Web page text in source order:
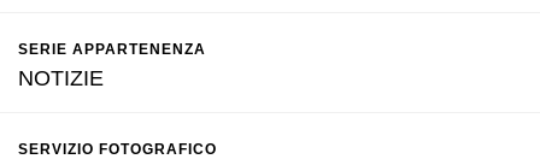
SERIE APPARTENENZA
NOTIZIE
SERVIZIO FOTOGRAFICO